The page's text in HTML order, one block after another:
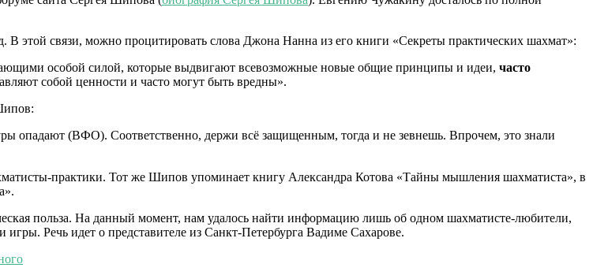
этой связи, можно процитировать слова Джона Нанна из его книги «Секреты практических шахмат»:
особой силой, которые выдвигают всевозможные новые общие принципы и идеи, часто
собой ценности и часто могут быть вредны».
опадают (ВФО). Соответственно, держи всё защищенным, тогда и не зевнешь. Впрочем, это знали
практики. Тот же Шипов упоминает книгу Александра Котова «Тайны мышления шахматиста», в
польза. На данный момент, нам удалось найти информацию лишь об одном шахматисте-любители,
Речь идет о представителе из Санкт-Петербурга Вадиме Сахарове.